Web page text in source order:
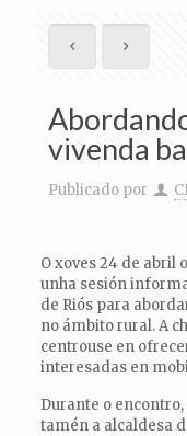
vivenda
Publicado por
O xoves 24 de abril
unha sesión
de Riós para
no ámbito rural. A
centrouse en
interesadas en
Durante o
tamén a alcaldesa